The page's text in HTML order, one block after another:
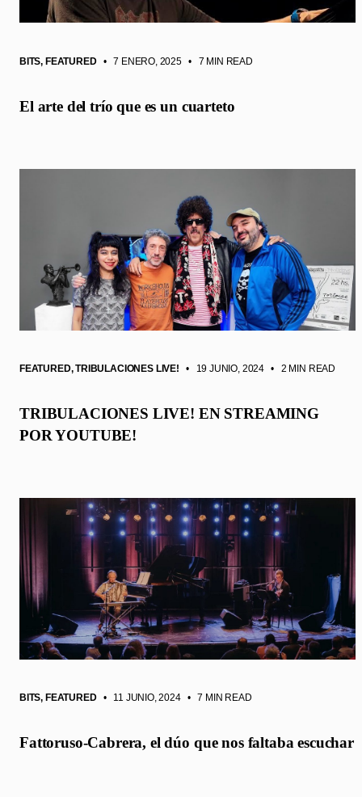
BITS, FEATURED • 7 ENERO, 2025 • 7 MIN READ
El arte del trío que es un cuarteto
FEATURED,TRIBULACIONES LIVE! • 19 JUNIO, 2024 • 2 MIN READ
TRIBULACIONES LIVE! EN STREAMING
POR YOUTUBE!
BITS, FEATURED • 11 JUNIO, 2024 • 7 MIN READ
Fattoruso-Cabrera, el dúo que nos faltaba escuchar